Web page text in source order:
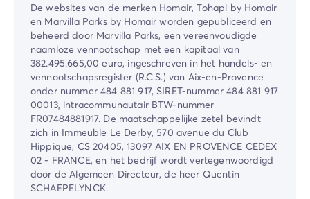
De websites van de merken Homair, Tohapi by Homair
en Marvilla Parks by Homair worden gepubliceerd en
beheerd door Marvilla Parks, een vereenvoudigde
naamloze vennootschap met een kapitaal van
382.495.665,00 euro, ingeschreven in het handels- en
vennootschapsregister (R.C.S.) van Aix-en-Provence
onder nummer 484 881 917, SIRET-nummer 484 881 917
00013, intracommunautair BTW-nummer
FR07484881917. De maatschappelijke zetel bevindt
zich in Immeuble Le Derby, 570 avenue du Club
Hippique, CS 20405, 13097 AIX EN PROVENCE CEDEX
02 - FRANCE, en het bedrijf wordt vertegenwoordigd
door de Algemeen Directeur, de heer Quentin
SCHAEPELYNCK.